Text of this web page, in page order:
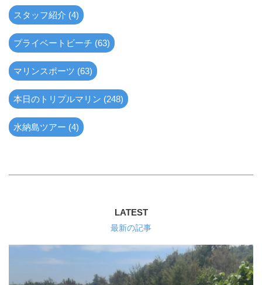
スタッフ紹介 (4)
プライベートビーチ (63)
マリンスポーツ (63)
本日のトリプルマリン (248)
水納島ツアー (4)
LATEST
最新の記事